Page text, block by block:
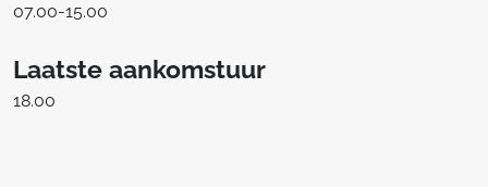
07.00-15.00
Laatste aankomstuur
18.00